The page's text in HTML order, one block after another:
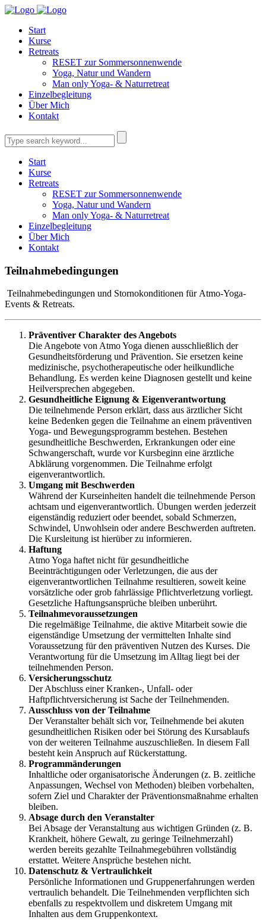
Start
Kurse
Retreats
RESET zur Sommersonnenwende
Yoga, Natur und Wandern
Man only Yoga- & Naturretreat
Einzelbegleitung
Über Mich
Kontakt
Start
Kurse
Retreats
RESET zur Sommersonnenwende
Yoga, Natur und Wandern
Man only Yoga- & Naturretreat
Einzelbegleitung
Über Mich
Kontakt
Teilnahmebedingungen
Teilnahmebedingungen und Stornokonditionen für Atmo-Yoga-
Events & Retreats.
Präventiver Charakter des Angebots
Die Angebote von Atmo Yoga dienen ausschließlich der
Gesundheitsförderung und Prävention. Sie ersetzen keine
medizinische, psychotherapeutische oder heilkundliche
Behandlung. Es werden keine Diagnosen gestellt und keine
Heilversprechen abgegeben.
Gesundheitliche Eignung & Eigenverantwortung
Die teilnehmende Person erklärt, dass aus ärztlicher Sicht
keine Bedenken gegen die Teilnahme an einem präventiven
Yoga- und Bewegungsprogramm bestehen. Bestehen
gesundheitliche Beschwerden, Erkrankungen oder eine
Schwangerschaft, wurde vor Kursbeginn eine ärztliche
Abklärung vorgenommen. Die Teilnahme erfolgt
eigenverantwortlich.
Umgang mit Beschwerden
Während der Kurseinheiten handelt die teilnehmende Person
achtsam und eigenverantwortlich. Übungen werden jederzeit
eigenständig reduziert oder beendet, sobald Schmerzen,
Schwindel, Unwohlsein oder andere Beschwerden auftreten.
Die Kursleitung ist hierüber zu informieren.
Haftung
Atmo Yoga haftet nicht für gesundheitliche
Beeinträchtigungen oder Verletzungen, die aus der
eigenverantwortlichen Teilnahme resultieren, soweit keine
vorsätzliche oder grob fahrlässige Pflichtverletzung vorliegt.
Gesetzliche Haftungsansprüche bleiben unberührt.
Teilnahmevoraussetzungen
Die regelmäßige Teilnahme, die aktive Mitarbeit sowie die
eigenständige Umsetzung der vermittelten Inhalte sind
Voraussetzung für den präventiven Nutzen des Kurses. Die
Verantwortung für die Umsetzung im Alltag liegt bei der
teilnehmenden Person.
Versicherungsschutz
Der Abschluss einer Kranken-, Unfall- oder
Haftpflichtversicherung ist Sache der Teilnehmenden.
Ausschluss von der Teilnahme
Der Veranstalter behält sich vor, Teilnehmende bei akuten
gesundheitlichen Risiken oder bei Störung des Kursablaufs
von der weiteren Teilnahme auszuschließen. In diesem Fall
besteht kein Anspruch auf Rückerstattung.
Programmänderungen
Inhaltliche oder organisatorische Änderungen (z. B. zeitliche
Anpassungen, Wechsel von Methoden) bleiben vorbehalten,
sofern Ziel und Charakter der Präventionsmaßnahme erhalten
bleiben.
Absage durch den Veranstalter
Bei Absage der Veranstaltung aus wichtigen Gründen (z. B.
Krankheit, höhere Gewalt, zu geringe Teilnehmerzahl)
werden bereits gezahlte Teilnahmegebühren vollständig
erstattet. Weitere Ansprüche bestehen nicht.
Datenschutz & Vertraulichkeit
Persönliche Informationen und Gruppenerfahrungen werden
vertraulich behandelt. Die Teilnehmenden verpflichten sich
ebenfalls zu respektvollem und diskretem Umgang mit
Inhalten aus dem Gruppenkontext.